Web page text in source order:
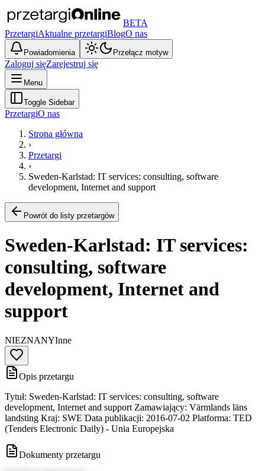
BETA
PrzetargiAktualne przetargiBlogO nas
Powiadomienia Przełącz motyw
Zaloguj sięZarejestruj się
Menu
Toggle Sidebar
PrzetargiO nas
Strona główna
›
Przetargi
›
Sweden-Karlstad: IT services: consulting, software
development, Internet and support
Powrót do listy przetargów
Sweden-Karlstad: IT services:
consulting, software
development, Internet and
support
NIEZNANYInne
Opis przetargu
Tytuł: Sweden-Karlstad: IT services: consulting, software
development, Internet and support Zamawiający: Värmlands läns
landsting Kraj: SWE Data publikacji: 2016-07-02 Platforma: TED
(Tenders Electronic Daily) - Unia Europejska
Dokumenty przetargu